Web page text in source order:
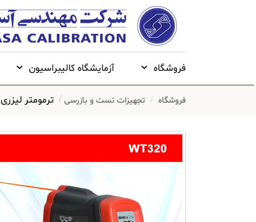
فروشگاه آزمایشگاه کالیبراسیون
فروشگاه تجهیزات تست و بازرسی ترمومتر لیزری WT320 برند WINTACT